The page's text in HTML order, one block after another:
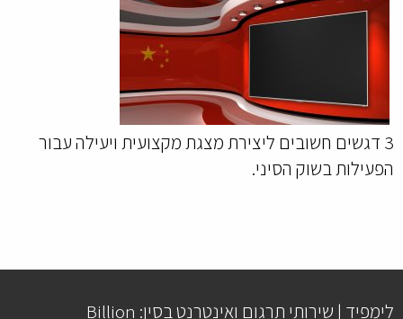
3 דגשים חשובים ליצירת מצגת מקצועית ויעילה עבור
הפעילות בשוק הסיני.
לימפיד | שירותי תרגום ואינטרנט בסין: Billion